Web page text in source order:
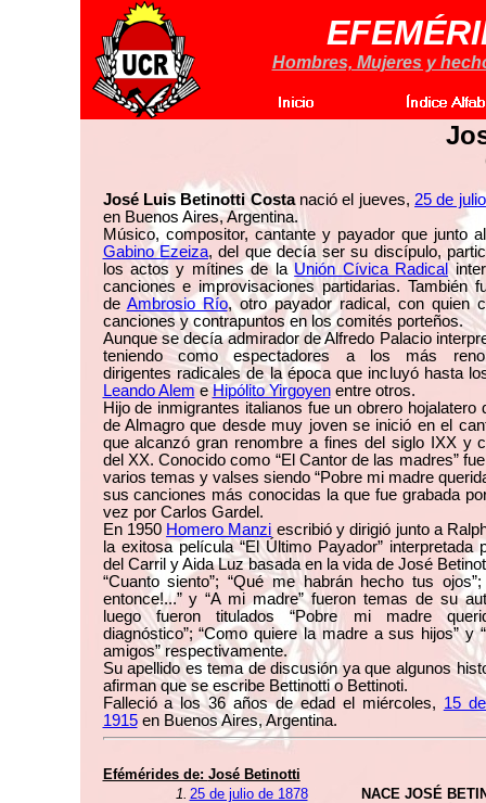
Hombres, Mujeres y
José Luis Betinotti Costanació el jueves, 25 de
en Buenos Aires, Argentina.
Músico, compositor, cantante y payador que junto
Gabino Ezeiza, del que decía ser su discípulo,
los actos y mítines de laUnión Cívica Radical
canciones e improvisaciones partidarias. También
de Ambrosio Río, otro payador radical, con quien
canciones y contrapuntos en los comités porteños.
Aunque se decía admirador de Alfredo Palacio
teniendo como espectadores a los más
dirigentes radicales de la época que incluyó hasta
Leando AlemeHipólito Yirgoyenentre otros.
Hijo de inmigrantes italianos fue un obrero hojalatero
de Almagro que desde muy joven se inició en el
que alcanzó gran renombre a fines del siglo IXX y
del XX. Conocido como “El Cantor de las madres”
varios temas y valses siendo “Pobre mi madre
sus canciones más conocidas la que fue grabada
vez por Carlos Gardel.
En 1950 Homero Manzi escribió y dirigió junto a
la exitosa película “El Último Payador” interpretada
del Carril y Aida Luz basada en la vida de José
“Cuanto siento”; “Qué me habrán hecho tus ojos”;
entonce!...” y “A mi madre” fueron temas de su
luego fueron titulados “Pobre mi madre
diagnóstico”; “Como quiere la madre a sus hijos” y
amigos” respectivamente.
Su apellido es tema de discusión ya que algunos
afirman que se escribe Bettinotti o Bettinoti.
Falleció a los 36 años de edad el miércoles, 15
1915en Buenos Aires, Argentina.
Efémérides de: José Betinotti
1. 25 de julio de 1878
NACE JOSÉ